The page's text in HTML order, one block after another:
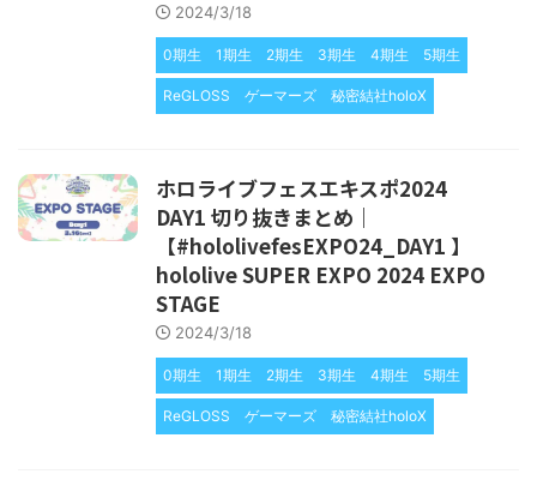
2024/3/18
0期生 1期生 2期生 3期生 4期生 5期生
ReGLOSS ゲーマーズ 秘密結社holoX
ホロライブフェスエキスポ2024
DAY1 切り抜きまとめ｜
【#hololivefesEXPO24_DAY1 】
hololive SUPER EXPO 2024 EXPO
STAGE
2024/3/18
0期生 1期生 2期生 3期生 4期生 5期生
ReGLOSS ゲーマーズ 秘密結社holoX